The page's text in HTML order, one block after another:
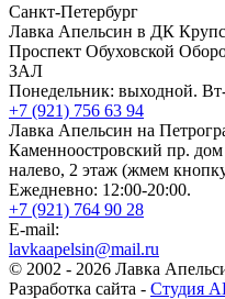
Санкт-Петербург
Лавка Апельсин в ДК
Проспект Обуховской
ЗАЛ
Понедельник: выходной.
+7 (921) 756 63 94
Лавка Апельсин на
Каменноостровский пр.
налево, 2 этаж (жмем
Ежедневно: 12:00-20:00.
+7 (921) 764 90 28
E-mail:
lavkaapelsin@mail.ru
© 2002 - 2026 Лавка
Разработка сайта - Студия